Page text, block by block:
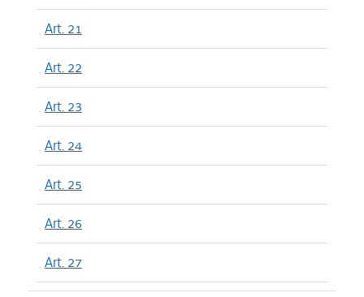
Art. 21
Art. 22
Art. 23
Art. 24
Art. 25
Art. 26
Art. 27